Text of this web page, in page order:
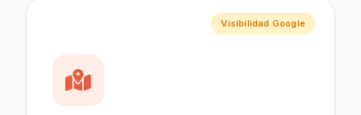
Visibilidad Google